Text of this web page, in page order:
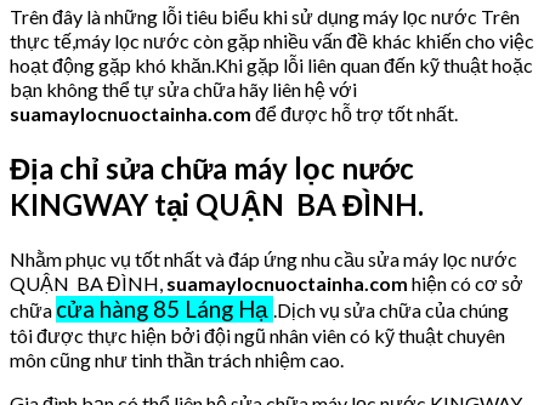
Trên đây là những lỗi tiêu biểu khi sử dụng máy lọc nước Trên
thực tế,máy lọc nước còn gặp nhiều vấn đề khác khiến cho việc
hoạt động gặp khó khăn.Khi gặp lỗi liên quan đến kỹ thuật hoặc
bạn không thể tự sửa chữa hãy liên hệ với
suamaylocnuoctainha.com để được hỗ trợ tốt nhất.
Địa chỉ sửa chữa máy lọc nước
KINGWAY tại QUẬN BA ĐÌNH.
Nhằm phục vụ tốt nhất và đáp ứng nhu cầu sửa máy lọc nước
QUẬN BA ĐÌNH, suamaylocnuoctainha.com hiện có cơ sở
chữa cửa hàng 85 Láng Hạ .Dịch vụ sửa chữa của chúng
tôi được thực hiện bởi đội ngũ nhân viên có kỹ thuật chuyên
môn cũng như tinh thần trách nhiệm cao.